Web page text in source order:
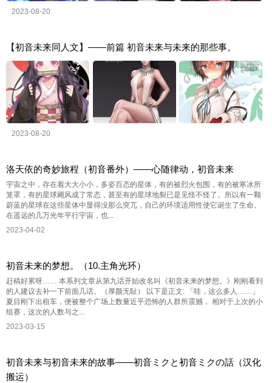
2023-08-20
【初音未来同人文】——前篇 初音未来与未来的那些事。
2023-08-20
洛天依的奇妙旅程（初音番外）——心随律动，初音未来
宇宙之中，存在着大大小小，多姿百态的星体，有的被烈火包围，有的被寒冰所
笼罩，有的星球飓风成了常态，甚至有的星球地裂已是见怪不怪了。所以有一颗
蔚蓝的星球在这些星体中显得没那么突兀，自己的环境适用性使它诞生了生命。
在遥远的几万光年平行宇宙，也...
2023-04-02
初音未来的梦想。（10.主角光环）
赶稿好累呀…… 本系列文章从第九话开始改名叫《初音未来的梦想。》刚刚看到
的人建议去补一下前面几话。（厚颜无耻） 以下是正文: 「哇，这么多人……」
夏目刚下出租车，便被整个广场上数量近乎恐怖的人群所震撼， 相对于上次的小
组赛，这次的人数与之...
2023-03-15
初音未来与初音未来的故事——初音ミクと初音ミクの話（汉化
搬运）